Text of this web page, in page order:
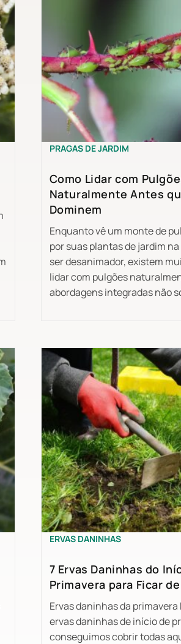
PRAGAS DE JARDIM
Como Lidar com
Naturalmente Antes
Dominem
Enquanto vê um monte de
por suas plantas de jardim
ser desanimador, existem
lidar com pulgões
abordagens integradas não
ERVAS DANINHAS
7 Ervas Daninhas do
Primavera para Ficar
Ervas daninhas da
ervas daninhas de início de
conseguimos cobrir todas